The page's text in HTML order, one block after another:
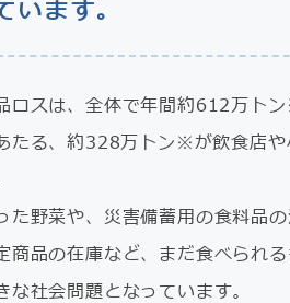
ます。
ロスは、全体で年間約612万トン
たる、約328万トン※が飲食店や
た野菜や、災害備蓄用の食料品
商品の在庫など、まだ食べられ
社会問題となっています。